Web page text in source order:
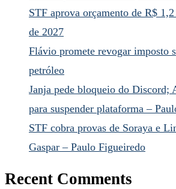
STF aprova orçamento de R$
de 2027
Flávio promete revogar imposto
petróleo
Janja pede bloqueio do Discord;
para suspender plataforma –
STF cobra provas de Soraya e
Gaspar – Paulo Figueiredo
Recent Comments